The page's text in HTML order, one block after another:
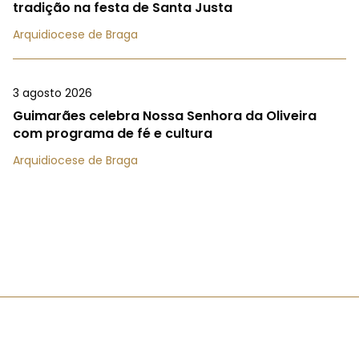
tradição na festa de Santa Justa
Arquidiocese de Braga
3 agosto 2026
Guimarães celebra Nossa Senhora da Oliveira
com programa de fé e cultura
Arquidiocese de Braga